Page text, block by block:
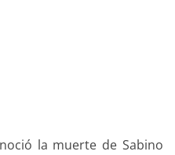
la muerte de Sabino